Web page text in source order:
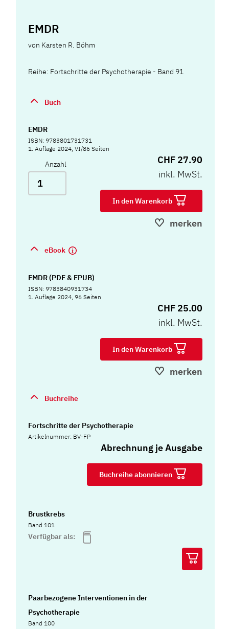
EMDR
von Karsten R. Böhm
Reihe: Fortschritte der Psychotherapie - Band 91
Buch
EMDR
ISBN: 9783801731731
1. Auflage 2024, VI/86 Seiten
Anzahl
CHF 27.90
inkl. MwSt.
In den Warenkorb
merken
eBook
EMDR (PDF & EPUB)
ISBN: 9783840931734
1. Auflage 2024, 96 Seiten
CHF 25.00
inkl. MwSt.
In den Warenkorb
merken
Buchreihe
Fortschritte der Psychotherapie
Artikelnummer: BV-FP
Abrechnung je Ausgabe
Buchreihe abonnieren
Brustkrebs
Band 101
Verfügbar als:
Paarbezogene Interventionen in der
Psychotherapie
Band 100